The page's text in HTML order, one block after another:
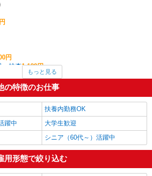
円
・検査1,189円
グ1,171円
・法務1,150円
ング1,150円
平均時給を見る
もっと見る
の特徴のお仕事
扶養内勤務OK
躍中
大学生歓迎
シニア（60代～）活躍中
用形態で絞り込む